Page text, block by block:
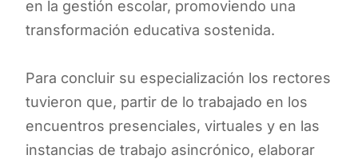
en la gestión escolar, promoviendo una
transformación educativa sostenida.
Para concluir su especialización los rectores
tuvieron que, partir de lo trabajado en los
encuentros presenciales, virtuales y en las
instancias de trabajo asincrónico, elaborar